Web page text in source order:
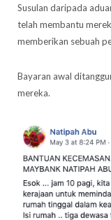
Susulan daripada
telah membantu
memberikan sebuah
Bayaran awal
mereka.